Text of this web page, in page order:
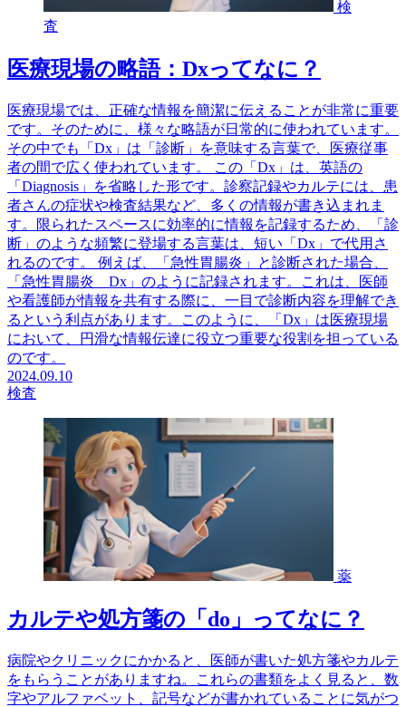
検
査
医療現場の略語：Dxってなに？
医療現場では、正確な情報を簡潔に伝えることが非常に重要
です。そのために、様々な略語が日常的に使われています。
その中でも「Dx」は「診断」を意味する言葉で、医療従事
者の間で広く使われています。 この「Dx」は、英語の
「Diagnosis」を省略した形です。診察記録やカルテには、患
者さんの症状や検査結果など、多くの情報が書き込まれま
す。限られたスペースに効率的に情報を記録するため、「診
断」のような頻繁に登場する言葉は、短い「Dx」で代用さ
れるのです。 例えば、「急性胃腸炎」と診断された場合、
「急性胃腸炎 Dx」のように記録されます。これは、医師
や看護師が情報を共有する際に、一目で診断内容を理解でき
るという利点があります。このように、「Dx」は医療現場
において、円滑な情報伝達に役立つ重要な役割を担っている
のです。
2024.09.10
検査
薬
カルテや処方箋の「do」ってなに？
病院やクリニックにかかると、医師が書いた処方箋やカルテ
をもらうことがありますね。これらの書類をよく見ると、数
字やアルファベット、記号などが書かれていることに気がつ